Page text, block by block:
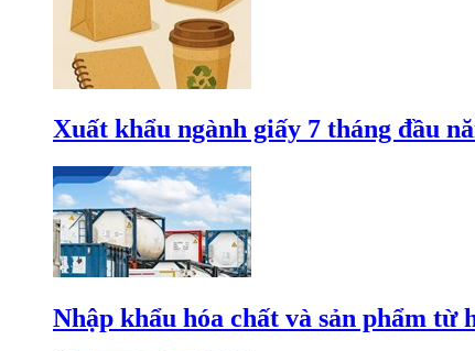
Xuất khẩu ngành giấy 7 tháng đầu
Nhập khẩu hóa chất và sản phẩm